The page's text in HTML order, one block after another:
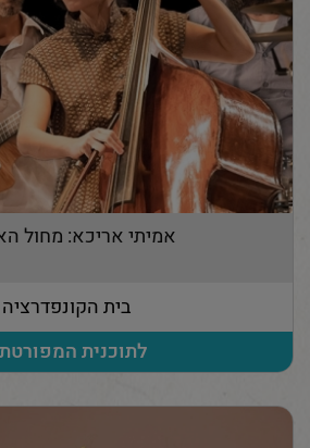
אמיתי אריכא: מחול
בית הקונפדרציה
לתוכנית